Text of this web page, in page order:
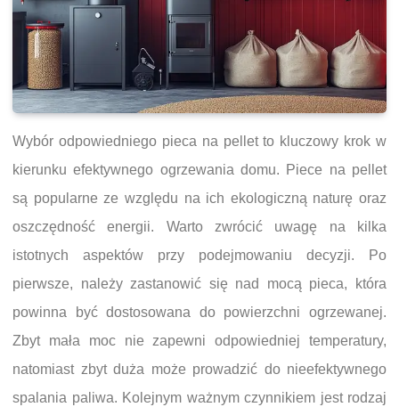
Wybór odpowiedniego pieca na pellet to kluczowy krok w
kierunku efektywnego ogrzewania domu. Piece na pellet
są popularne ze względu na ich ekologiczną naturę oraz
oszczędność energii. Warto zwrócić uwagę na kilka
istotnych aspektów przy podejmowaniu decyzji. Po
pierwsze, należy zastanowić się nad mocą pieca, która
powinna być dostosowana do powierzchni ogrzewanej.
Zbyt mała moc nie zapewni odpowiedniej temperatury,
natomiast zbyt duża może prowadzić do nieefektywnego
spalania paliwa. Kolejnym ważnym czynnikiem jest rodzaj